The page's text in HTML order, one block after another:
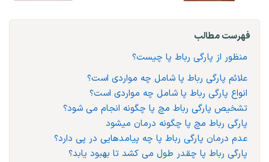
فهرست مطالب
منظور از پارگی رباط پا چیست؟
علائم پارگی رباط پا شامل چه مواردی است؟
انواع پارگی رباط پا شامل چه مواردی است؟
تشخیص پارگی رباط مچ پا چگونه انجام می شود؟
پارگی رباط مچ پا چگونه درمان میشود
عدم درمان پارگی رباط پا چه پیامدهایی در پی دارد؟
پارگی رباط پا چقدر طول می کشد تا بهبود یابد؟